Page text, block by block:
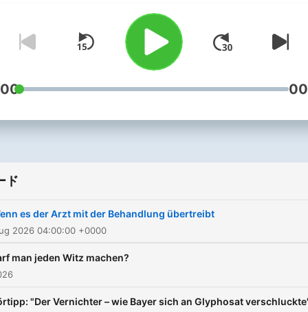
-> www.zeit.de/wissen Falls
Sie uns nicht nur hören,
sondern auch lesen
testen Sie jetzt das ZEIT
WISSEN-Magazin im
https://abo.zeit.de/zeit-
ド
es der Arzt mit der Behandlung übertreibt
2026 04:00:00 +0000
man jeden Witz machen?
"Der Vernichter – wie Bayer sich an Glyphosat